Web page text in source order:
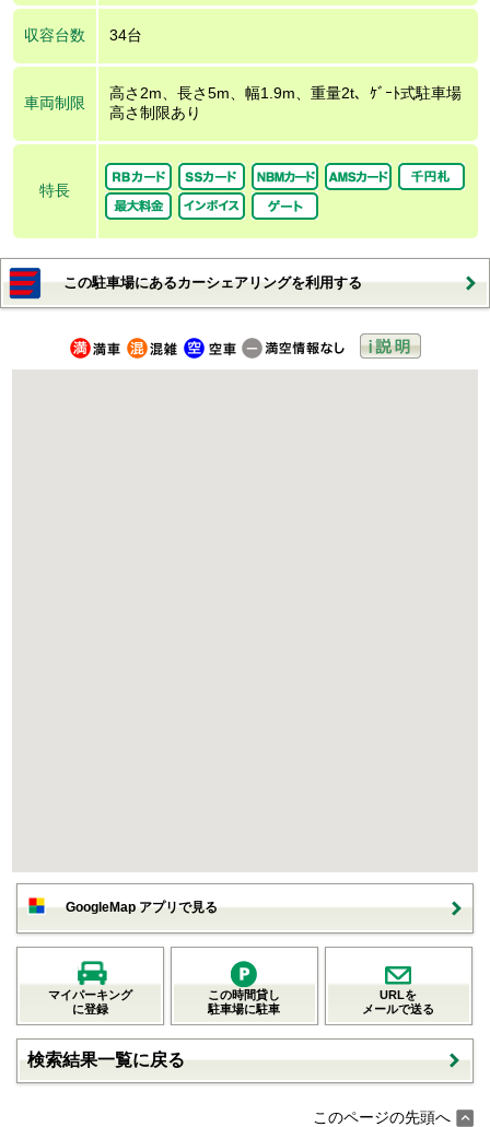
収容台数 34台
車両制限
高さ2m、長さ5m、幅1.9m、重量2t、ｹﾞｰﾄ式駐車場
高さ制限あり
特長
この駐車場にあるカーシェアリングを利用する
GoogleMap アプリで見る
マイパーキング
に登録
この時間貸し
駐車場に駐車
URLを
メールで送る
検索結果一覧に戻る
このページの先頭へ